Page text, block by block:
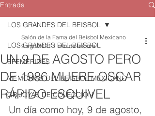
Entrada
LOS GRANDES DEL BEISBOL
EFEMERIDES
MEMORIAS DEL BEISBOL MEXICANO
QR JOYAS DE COLECCION
LOS GRANDES DEL BEISBOL
UN 9 DE AGOSTO PERO
DE 1986 MUERE OSCAR
RÁPIDO ESQUIVEL
Salón de la Fama del Beisbol Mexicano
9 ago 2021 1 min de lectura
Un día como hoy, 9 de agosto,